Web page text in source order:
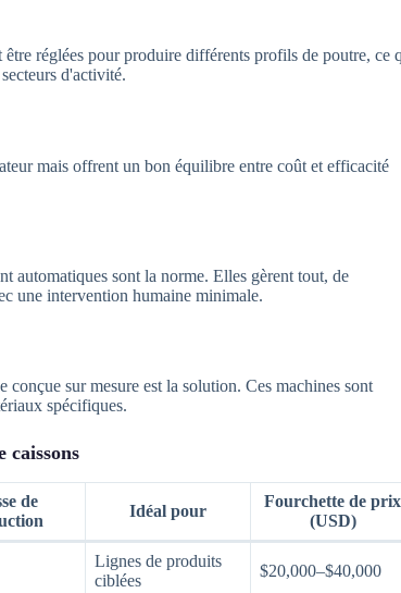
réglées pour produire différents profils de poutre, ce
d'activité.
mais offrent un bon équilibre entre coût et efficacité
automatiques sont la norme. Elles gèrent tout, de
une intervention humaine minimale.
sur mesure est la solution. Ces machines sont
spécifiques.
caissons
de
Idéal pour
Fourchette de prix
(USD)
Lignes de produits
ciblées
$20,000–$40,000